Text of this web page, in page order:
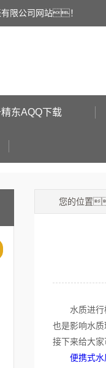
限公司网站！
东AQQ下载
您的位置
水质进行
也是影响水
接下来给大
便携式